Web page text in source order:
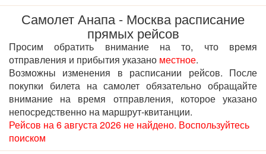
Самолет Анапа - Москва расписание
прямых рейсов
Просим обратить внимание на то, что время
отправления и прибытия указано местное.
Возможны изменения в расписании рейсов. После
покупки билета на самолет обязательно обращайте
внимание на время отправления, которое указано
непосредственно на маршрут-квитанции.
Рейсов на 6 августа 2026 не найдено. Воспользуйтесь
поиском